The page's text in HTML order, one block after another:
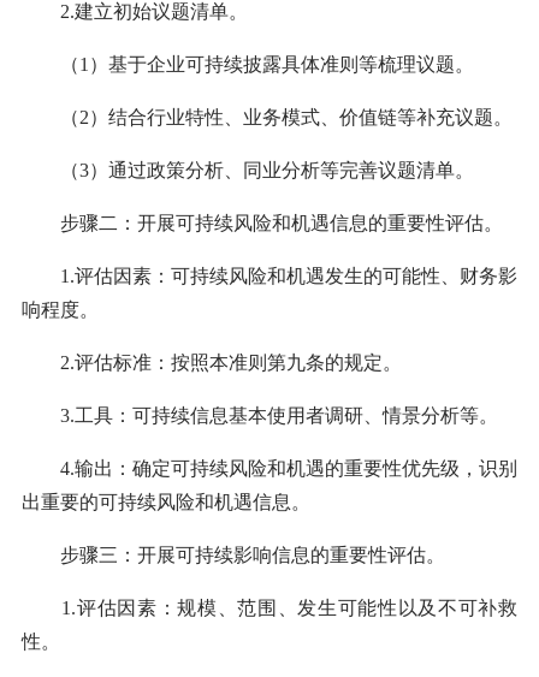
2.建立初始议题清单。
（1）基于企业可持续披露具体准则等梳理议题。
（2）结合行业特性、业务模式、价值链等补充议题。
（3）通过政策分析、同业分析等完善议题清单。
步骤二：开展可持续风险和机遇信息的重要性评估。
1.评估因素：可持续风险和机遇发生的可能性、财务影
响程度。
2.评估标准：按照本准则第九条的规定。
3.工具：可持续信息基本使用者调研、情景分析等。
4.输出：确定可持续风险和机遇的重要性优先级，识别
出重要的可持续风险和机遇信息。
步骤三：开展可持续影响信息的重要性评估。
1.评估因素：规模、范围、发生可能性以及不可补救
性。